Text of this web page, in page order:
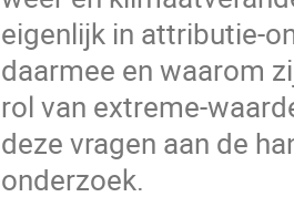
eigenlijk in attributie-
daarmee en waarom
rol van extreme-
deze vragen aan de
onderzoek.